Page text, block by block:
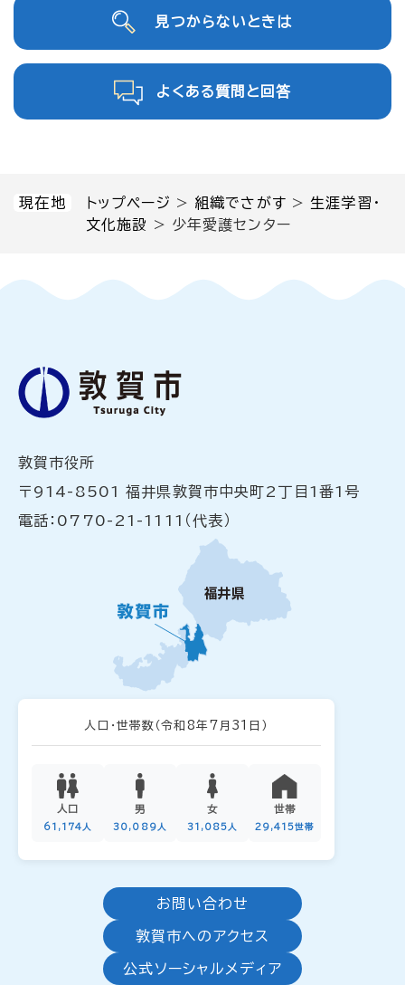
現在地 トップページ > 組織でさがす > 生涯学習・
文化施設
> 少年愛護センター
見つからないときは
よくある質問と回答
敦賀市役所
〒914-8501 福井県敦賀市中央町2丁目1番1号
電話：0770-21-1111（代表）
人口・世帯数 （令和8年7月31日）
人口
61,174人
男
30,089人
女
31,085人
世帯
29,415世帯
お問い合わせ
敦賀市へのアクセス
公式ソーシャルメディア